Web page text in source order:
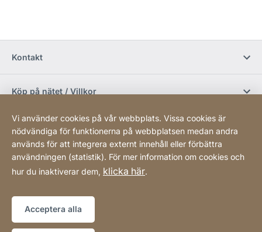
Kontakt
Köp på nätet / Villkor
Newsletter
Webbplats
[Website
information]
Sitemap
Vi använder cookies på vår webbplats. Vissa cookies är
nödvändiga för funktionerna på webbplatsen medan andra
används för att integrera externt innehåll eller förbättra
användningen (statistik). För mer information om cookies och
hur du inaktiverar dem, klicka här.
Acceptera alla